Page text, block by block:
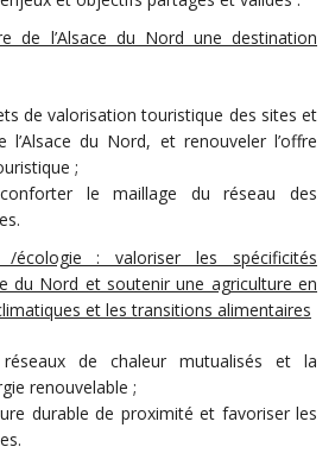
de l’Alsace du Nord une destination
de valorisation touristique des sites et
l’Alsace du Nord, et renouveler l’offre
;
le maillage du réseau des
/écologie : valoriser les spécificités
du Nord et soutenir une agriculture en
et les transitions alimentaires
de chaleur mutualisés et la
renouvelable ;
durable de proximité et favoriser les